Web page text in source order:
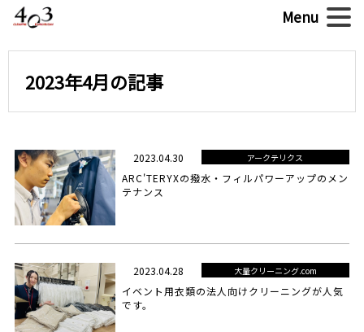
2023年4月の記事
2023.04.30 アークテリクス
ARC'TERYXの撥水・フィルパワーアップのメン
テナンス
2023.04.28 大量クリーニング.com
イベント用衣類の法人向けクリーニングが人気
です。